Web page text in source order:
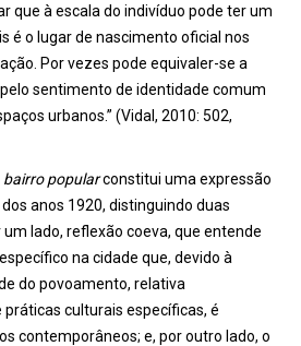
que à escala do indivíduo pode ter um
é o lugar de nascimento oficial nos
Por vezes pode equivaler-se a
sentimento de identidade comum
urbanos.” (Vidal, 2010: 502,
bairro popularconstitui uma expressão
anos 1920, distinguindo duas
lado, reflexão coeva, que entende
na cidade que, devido à
do povoamento, relativa
culturais específicas, é
contemporâneos; e, por outro lado, o